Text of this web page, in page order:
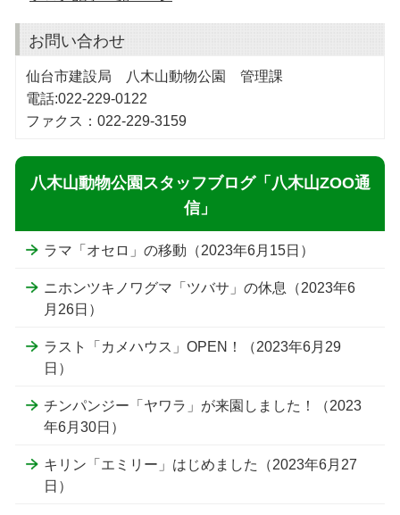
お問い合わせ
仙台市建設局 八木山動物公園 管理課
電話:022-229-0122
ファクス：022-229-3159
八木山動物公園スタッフブログ「八木山ZOO通
信」
ラマ「オセロ」の移動（2023年6月15日）
ニホンツキノワグマ「ツバサ」の休息（2023年6
月26日）
ラスト「カメハウス」OPEN！（2023年6月29
日）
チンパンジー「ヤワラ」が来園しました！（2023
年6月30日）
キリン「エミリー」はじめました（2023年6月27
日）